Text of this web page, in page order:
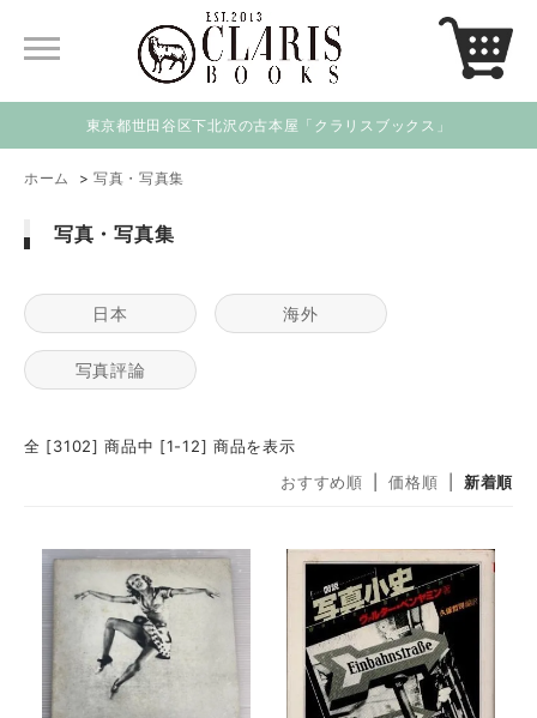
東京都世田谷区下北沢の古本屋「クラリスブックス」
ホーム > 写真・写真集
写真・写真集
日本 海外
写真評論
全 [3102] 商品中 [1-12] 商品を表示
おすすめ順
価格順 新着順